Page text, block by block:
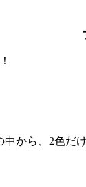
から、2色だけ